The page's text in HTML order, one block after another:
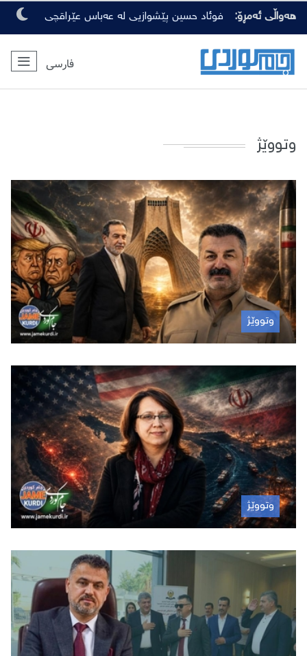
هەواڵی ئەمڕۆ:
کرد
کارەبای نیشتمانی لە چەمچەماڵ و بەشێک
فارسی
وتووێژ
وتووێژ
وتووێژ